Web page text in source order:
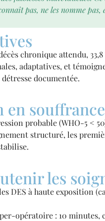
pas, ne les nomme pas,
chronique attendu,
adaptatives, et
documentée.
en souffrance
probable (WHO-5 <
structuré, les
les
DES à haute exposition
opératoire : 10